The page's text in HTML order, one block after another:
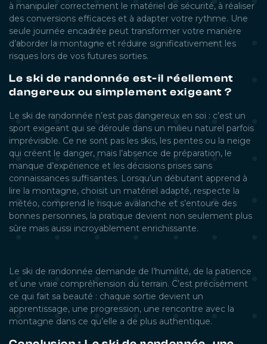
à manipuler correctement le matériel de sécurité, à réaliser
des conversions efficaces et à adapter votre rythme. Une
seule journée encadrée peut transformer votre manière
d’aborder la montagne et réduire significativement les
risques lors de vos futures sorties.
Le ski de randonnée est-il réellement
dangereux ou simplement exigeant ?
Le ski de randonnée n’est pas dangereux en soi : c’est un
sport exigeant qui se déroule dans un milieu naturel parfois
imprévisible. Ce ne sont pas les skis, les pentes ou la neige
qui créent le danger, mais l’absence de préparation, le
manque d’expérience et les décisions prises sans
connaissances suffisantes. Lorsqu’un débutant apprend à
lire la montagne, choisit un matériel adapté, respecte la
météo, comprend le risque avalanche et s’entoure des
bonnes personnes, la pratique devient non seulement plus
sûre mais aussi incroyablement enrichissante.
Le ski de randonnée demande de l’humilité, de la patience
et une vraie compréhension du terrain. C’est précisément
ce qui fait sa beauté : chaque sortie devient un
apprentissage, une progression, une rencontre avec la
montagne dans ce qu’elle a de plus authentique.